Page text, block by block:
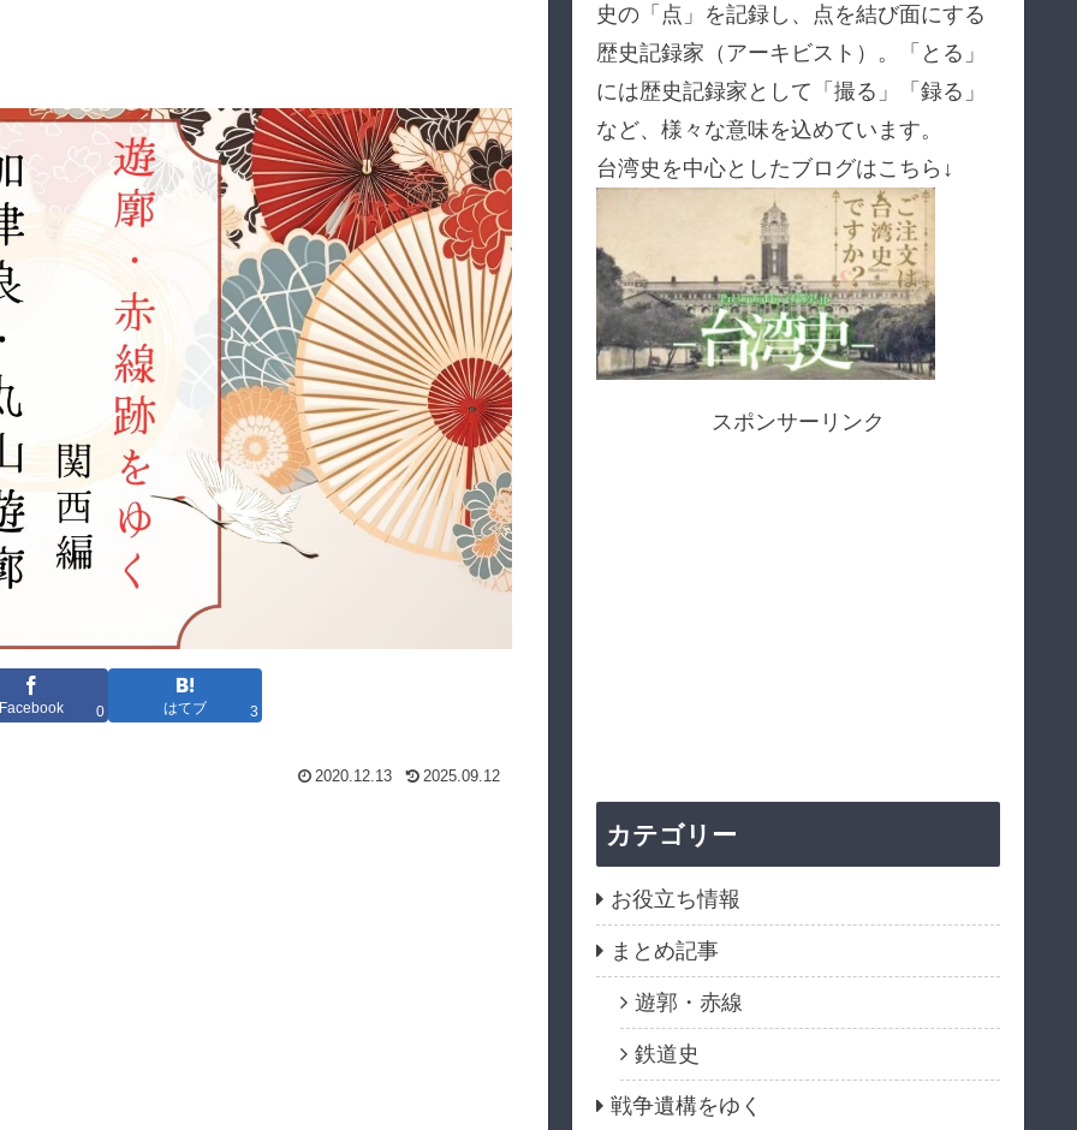
Facebook 0 はてブ 3
2020.12.13 2025.09.12
史の「点」を記録し、点を結び面にする
歴史記録家（アーキビスト）。「とる」
には歴史記録家として「撮る」「録る」
など、様々な意味を込めています。
台湾史を中心としたブログはこちら↓
スポンサーリンク
カテゴリー
お役立ち情報
まとめ記事
遊郭・赤線
鉄道史
戦争遺構をゆく